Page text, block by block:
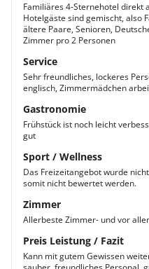
Familiäres 4-Sternehotel direkt
Hotelgäste sind gemischt, also
ältere Paare, Senioren,
Zimmer pro 2 Personen
Service
Sehr freundliches, lockeres
englisch, Zimmermädchen
Gastronomie
Frühstück ist noch leicht
gut
Sport / Wellness
Das Freizeitangebot wurde
somit nicht bewertet werden.
Zimmer
Allerbeste Zimmer- und vor
Preis Leistung / Fazit
Kann mit gutem Gewissen